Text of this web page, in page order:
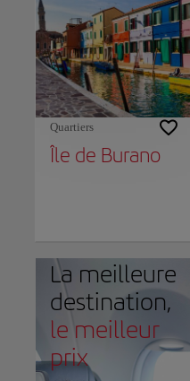
Quartiers
Île de Burano
La meilleure
destination,
le meilleur
prix